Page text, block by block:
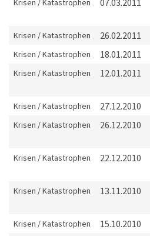
Krisen / Katastrophen 07.03.2011
Krisen / Katastrophen 26.02.2011
Krisen / Katastrophen 18.01.2011
Krisen / Katastrophen 12.01.2011
Krisen / Katastrophen 27.12.2010
Krisen / Katastrophen 26.12.2010
Krisen / Katastrophen 22.12.2010
Krisen / Katastrophen 13.11.2010
Krisen / Katastrophen 15.10.2010